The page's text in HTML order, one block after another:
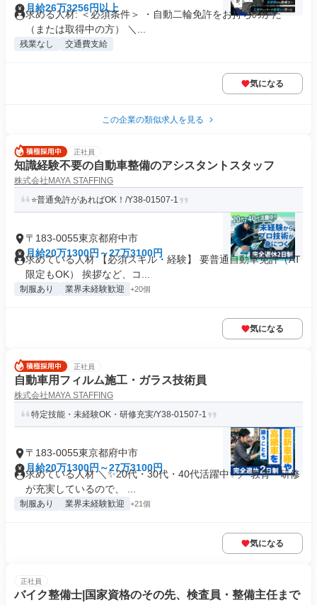
月給26万3256円以上
求める人材: ＜必須条件＞ ・自動二輪免許をお持ちのかた
（または取得中の方） ＼...
残業なし 交通費支給
気になる
この企業の類似求人を見る
正社員
知識経験不要の自動車整備のアシスタントスタッフ
株式会社MAYA STAFFING
⭐普通免許があればOK！/Y38-01507-1
〒183-0055東京都府中市
月給20万1300円～27万3100円
求めている人材 【必須スキル・経験】 要普通自動車免許（AT
限定もOK） 挨拶など、コ...
制服あり 業界未経験歓迎 +20個
気になる
正社員
自動車用フィルム施工・ガラス技術員
株式会社MAYA STAFFING
特定技能・未経験OK・研修充実/Y38-01507-1
〒183-0055東京都府中市
月給20万1300円～27万3100円
求めている人材 ＼✨20代・30代・40代活躍中✨／ 教育・研修
が充実しているので、 ...
制服あり 業界未経験歓迎 +21個
気になる
正社員
バイク整備士|国家資格のその先、検査員・整備主任まで